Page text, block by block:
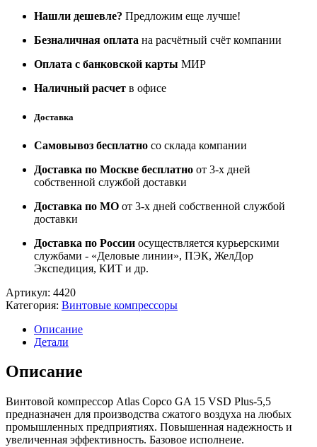
Нашли дешевле? Предложим еще лучше!
Безналичная оплата на расчётный счёт компании
Оплата с банковской карты МИР
Наличный расчет в офисе
Доставка
Самовывоз бесплатно со склада компании
Доставка по Москве бесплатно от 3-х дней
собственной службой доставки
Доставка по МО от 3-х дней собственной службой
доставки
Доставка по России осуществляется курьерскими
службами - «Деловые линии», ПЭК, ЖелДор
Экспедиция, КИТ и др.
Артикул: 4420
Категория: Винтовые компрессоры
Описание
Детали
Описание
Винтовой компрессор Atlas Copco GA 15 VSD Plus-5,5
предназначен для производства сжатого воздуха на любых
промышленных предприятиях. Повышенная надежность и
увеличенная эффективность. Базовое исполнеие.